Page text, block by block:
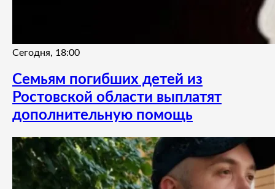
Сегодня, 18:00
Семьям погибших детей из
Ростовской области выплатят
дополнительную помощь